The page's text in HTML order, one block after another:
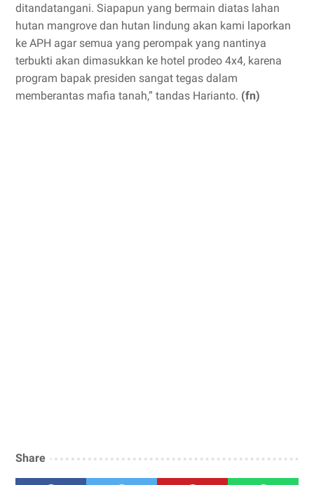
ditandatangani. Siapapun yang bermain diatas lahan
hutan mangrove dan hutan lindung akan kami laporkan
ke APH agar semua yang perompak yang nantinya
terbukti akan dimasukkan ke hotel prodeo 4x4, karena
program bapak presiden sangat tegas dalam
memberantas mafia tanah,” tandas Harianto. (fn)
Share